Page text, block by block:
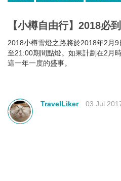
【小樽自由行】2018必
2018小樽雪燈之路將於2018年2月
至21:00期間點燈。如果計劃在2月
這一年一度的盛事。
TravelLiker 03 Jul